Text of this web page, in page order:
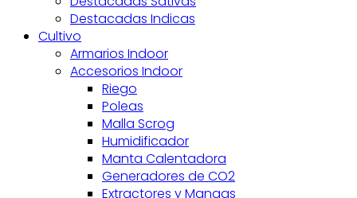
Destacadas Indicas
Cultivo
Armarios Indoor
Accesorios Indoor
Riego
Poleas
Malla Scrog
Humidificador
Manta Calentadora
Generadores de CO2
Extractores y Mangas